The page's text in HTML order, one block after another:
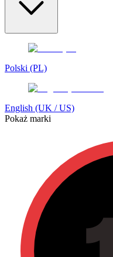
Polski (PL)
English (UK / US)
Pokaż marki